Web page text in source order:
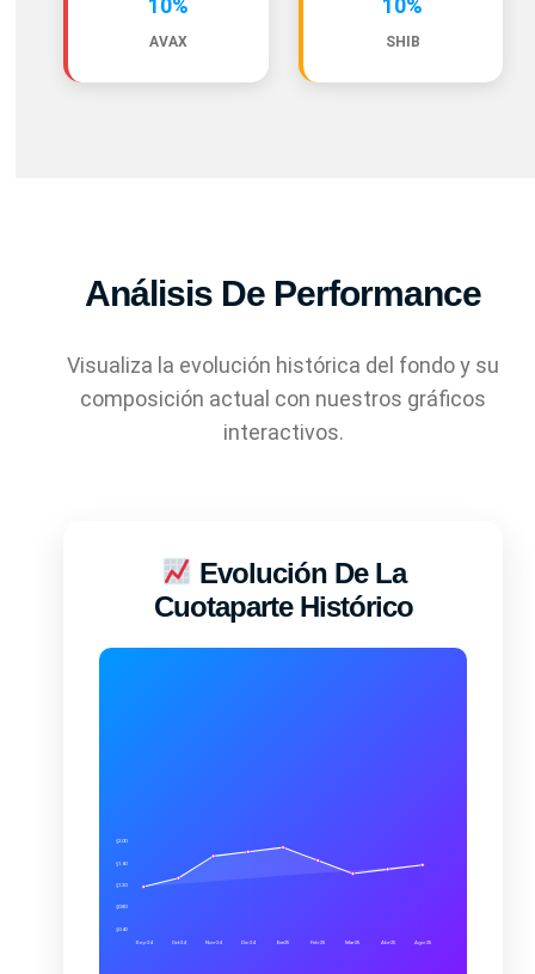
10%
AVAX
10%
SHIB
Análisis De Performance
Visualiza la evolución histórica del fondo y su
composición actual con nuestros gráficos
interactivos.
Evolución De La
Cuotaparte Histórico
$2.00
$1.60
$1.20
$0.80
$0.40
Sep-24 Oct-24 Nov-24 Dic-24 Ene-25 Feb-25 Mar-25 Abr-25 Ago-25